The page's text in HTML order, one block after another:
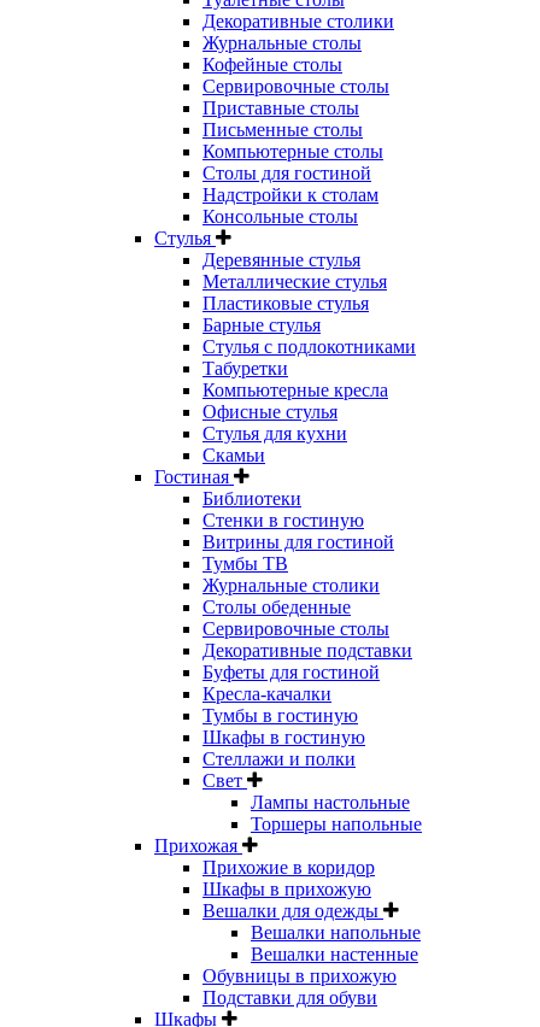
Декоративные столики
Журнальные столы
Кофейные столы
Сервировочные столы
Приставные столы
Письменные столы
Компьютерные столы
Столы для гостиной
Надстройки к столам
Консольные столы
Стулья
Деревянные стулья
Металлические стулья
Пластиковые стулья
Барные стулья
Стулья с подлокотниками
Табуретки
Компьютерные кресла
Офисные стулья
Стулья для кухни
Скамьи
Гостиная
Библиотеки
Стенки в гостиную
Витрины для гостиной
Тумбы ТВ
Журнальные столики
Столы обеденные
Сервировочные столы
Декоративные подставки
Буфеты для гостиной
Кресла-качалки
Тумбы в гостиную
Шкафы в гостиную
Стеллажи и полки
Свет
Лампы настольные
Торшеры напольные
Прихожая
Прихожие в коридор
Шкафы в прихожую
Вешалки для одежды
Вешалки напольные
Вешалки настенные
Обувницы в прихожую
Подставки для обуви
Шкафы